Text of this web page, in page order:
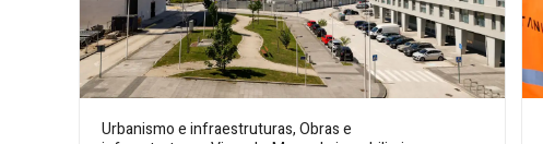
Urbanismo e infraestruturas,Obras e